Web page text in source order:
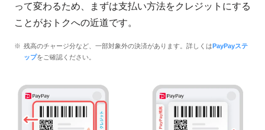
って変わるため、まずは支払い方法をクレジットにする
ことがおトクへの近道です。
残高のチャージ分など、一部対象外の決済があります。詳しくはPayPayステ
ップをご確認ください。